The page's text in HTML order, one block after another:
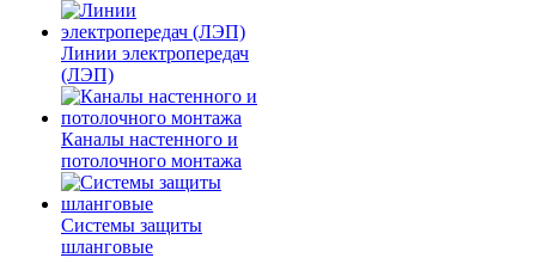
Линии электропередач
(ЛЭП)
Каналы настенного и
потолочного монтажа
Системы защиты
шланговые